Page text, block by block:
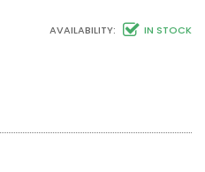
AVAILABILITY: IN STOCK